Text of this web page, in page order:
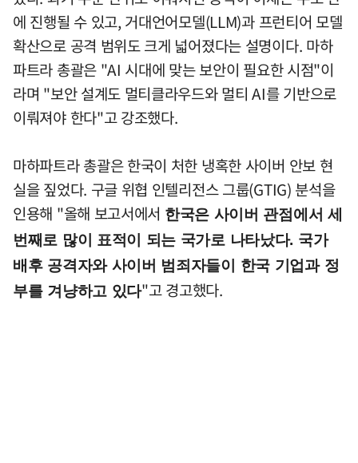
에 진행될 수 있고, 거대언어모델(LLM)과 프런티어 모델
확산으로 공격 범위도 크게 넓어졌다는 설명이다. 마하
파트라 총괄은 "AI 시대에 맞는 보안이 필요한 시점"이
라며 "보안 설계도 멀티클라우드와 멀티 AI를 기반으로
이뤄져야 한다"고 강조했다.
마하파트라 총괄은 한국이 처한 냉혹한 사이버 안보 현
실을 짚었다. 구글 위협 인텔리전스 그룹(GTIG) 분석을
인용해 "올해 보고서에서 한국은 사이버 관점에서 세
번째로 많이 표적이 되는 국가로 나타났다. 국가
배후 공격자와 사이버 범죄자들이 한국 기업과 정
부를 겨냥하고 있다"고 경고했다.